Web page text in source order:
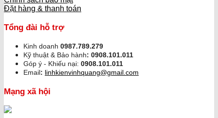
Đặt hàng & thanh toán
Tổng đài hỗ trợ
Kinh doanh 0987.789.279
Kỹ thuật & Bảo hành: 0908.101.011
Góp ý - Khiếu nại: 0908.101.011
Email: linhkienvinhquang@gmail.com
Mạng xã hội